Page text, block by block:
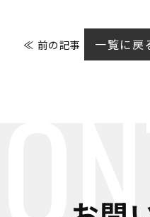
≪ 前の記事 一覧に戻